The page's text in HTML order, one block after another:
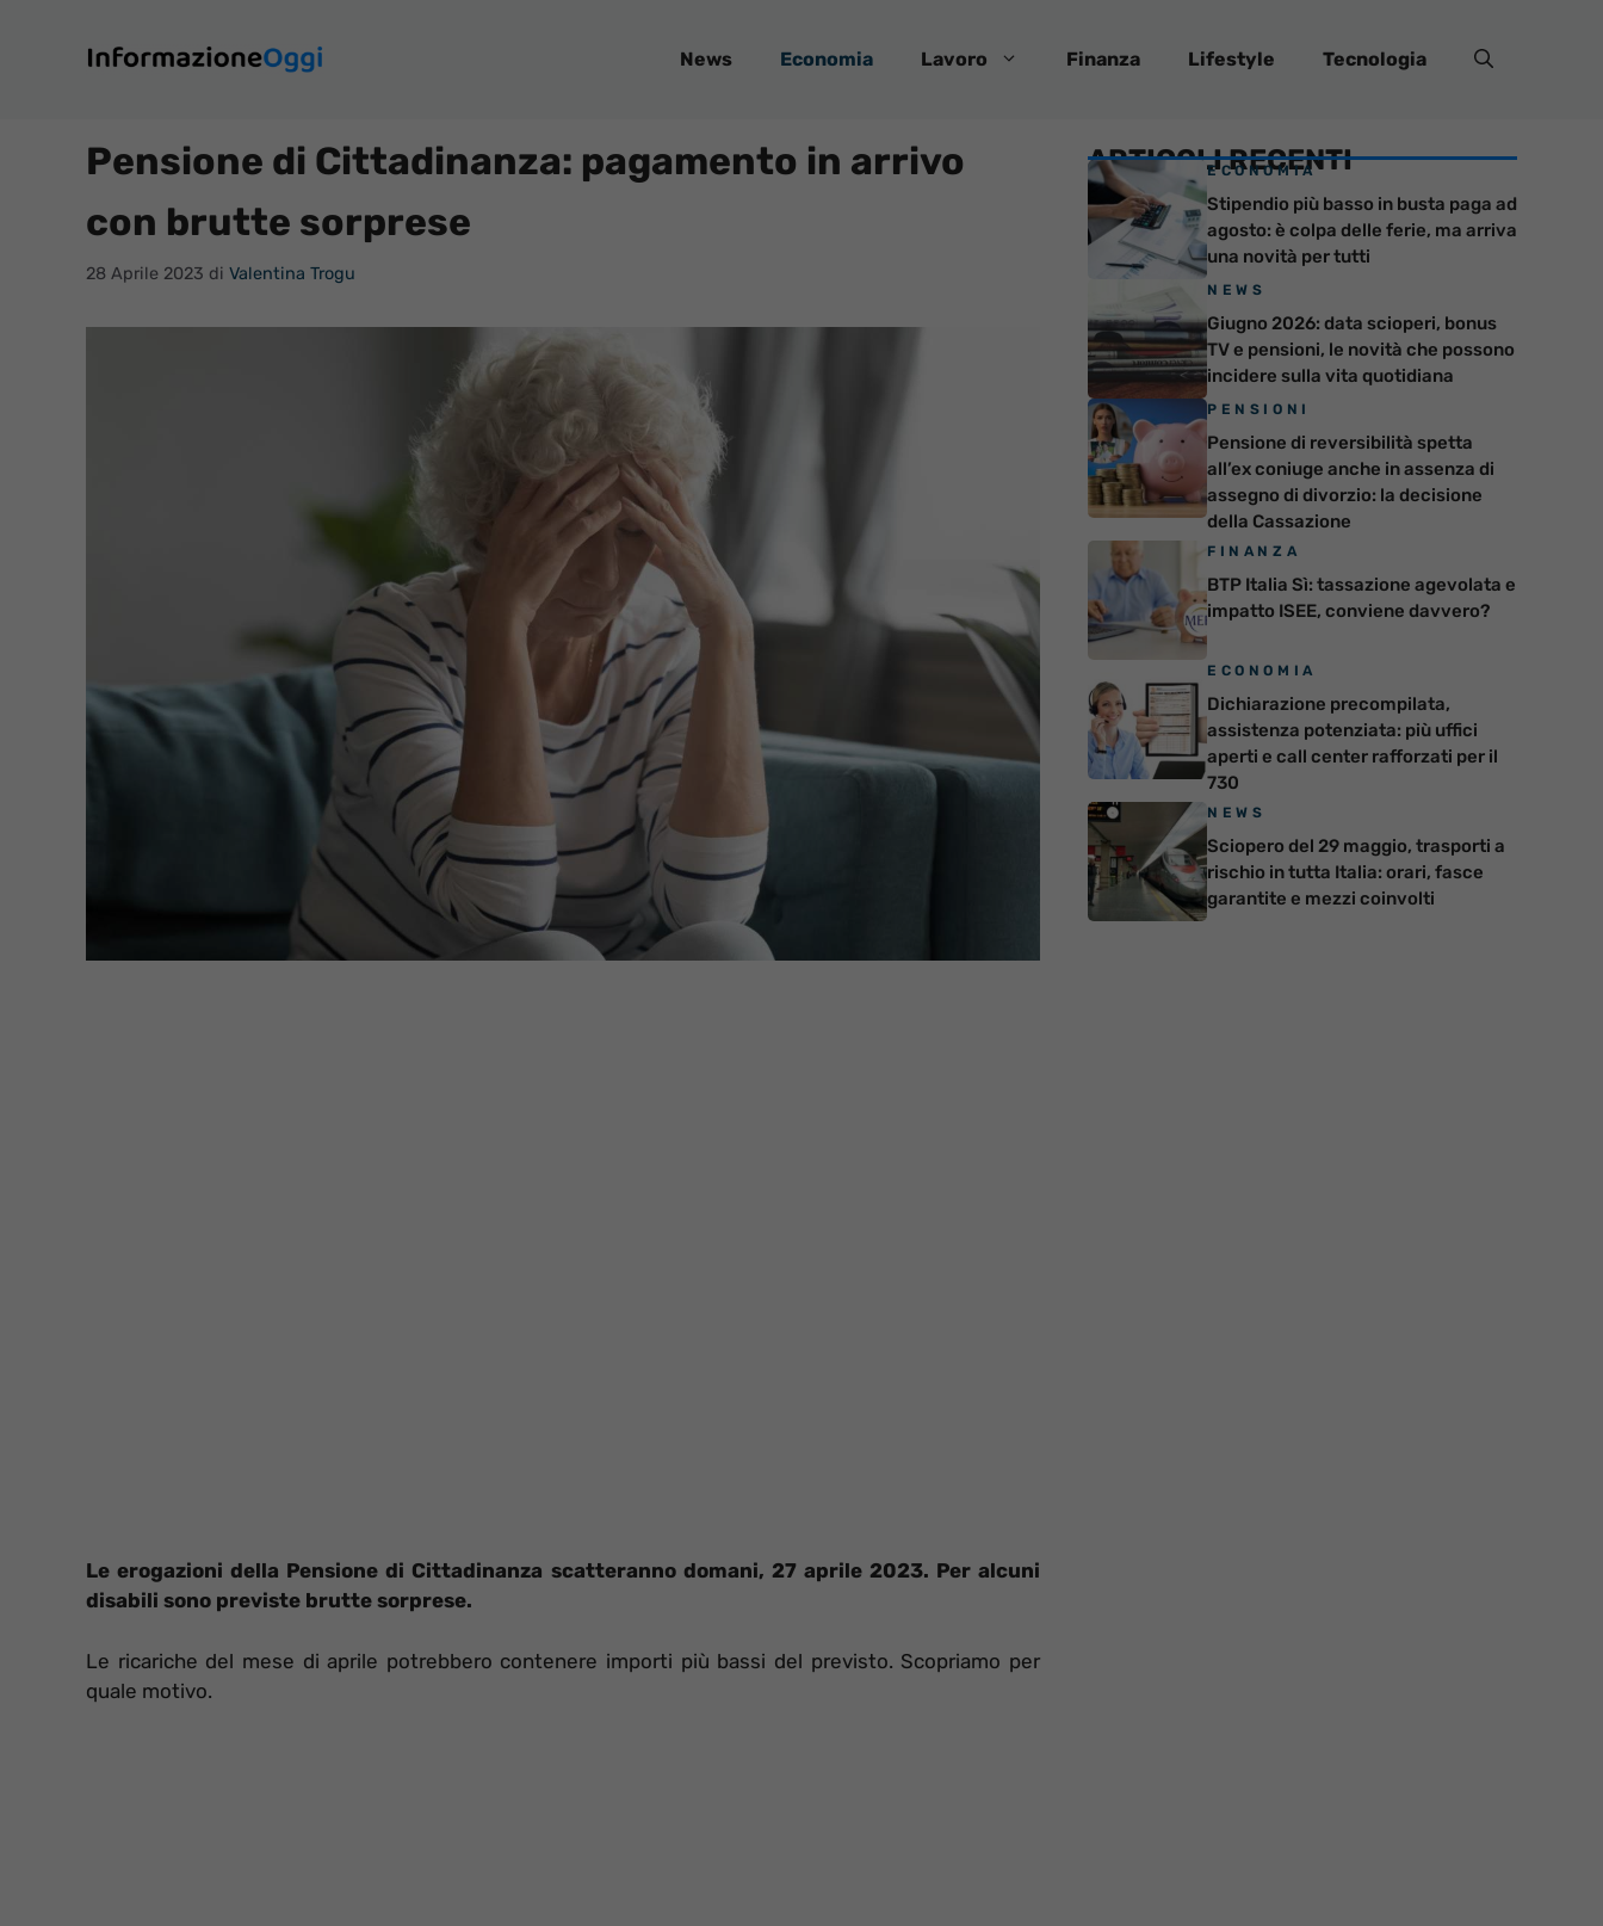
contenuto
News Economia Lavoro Finanza Lifestyle Tecnologia
Pensione di Cittadinanza: pagamento in arrivo
con brutte sorprese
28 Aprile 2023 di Valentina Trogu
Le erogazioni della Pensione di Cittadinanza scatteranno domani, 27 aprile 2023. Per alcuni
disabili sono previste brutte sorprese.
Le ricariche del mese di aprile potrebbero contenere importi più bassi del previsto. Scopriamo per
quale motivo.
ARTICOLI RECENTI
ECONOMIA
Stipendio più basso in busta paga ad
agosto: è colpa delle ferie, ma arriva
una novità per tutti
NEWS
Giugno 2026: data scioperi, bonus
TV e pensioni, le novità che possono
incidere sulla vita quotidiana
PENSIONI
Pensione di reversibilità spetta
all’ex coniuge anche in assenza di
assegno di divorzio: la decisione
della Cassazione
FINANZA
BTP Italia Sì: tassazione agevolata e
impatto ISEE, conviene davvero?
ECONOMIA
Dichiarazione precompilata,
assistenza potenziata: più uffici
aperti e call center rafforzati per il
730
NEWS
Sciopero del 29 maggio, trasporti a
rischio in tutta Italia: orari, fasce
garantite e mezzi coinvolti